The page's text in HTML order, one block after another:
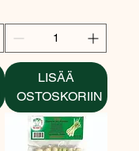
LISÄÄ
OSTOSKORIIN